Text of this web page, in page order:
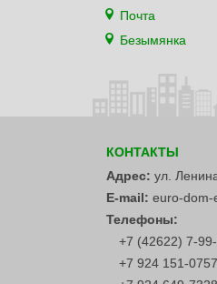
Почта
Безымянка
КОНТАКТЫ
Адрес: ул.
E-mail: euro-dom-
Телефоны:
+7 (42622) 7-
+7 924 151-0757